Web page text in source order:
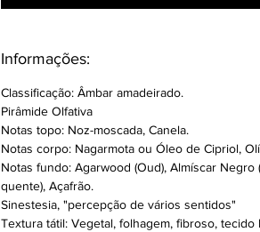
Informações:
Classificação: Âmbar amadeirado.
Pirâmide Olfativa
Notas topo: Noz-moscada, Canela.
Notas corpo: Nagarmota ou Óleo de Cipriol,
Notas fundo: Agarwood (Oud), Almíscar Negro
quente), Açafrão.
Sinestesia, "percepção de vários sentidos"
Textura tátil: Vegetal, folhagem, fibroso, tecido